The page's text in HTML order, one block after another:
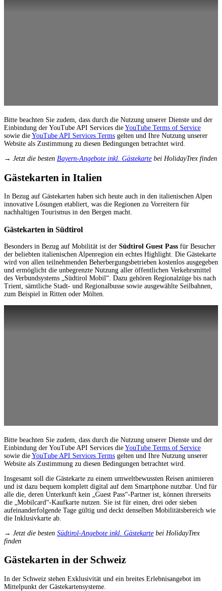
Bitte beachten Sie zudem, dass durch die Nutzung unserer Dienste und der
Einbindung der YouTube API Services die YouTube Terms of Service
sowie die YouTube API Services Terms gelten und Ihre Nutzung unserer
Website als Zustimmung zu diesen Bedingungen betrachtet wird.
→ Jetzt die besten Bayern-Angebote inkl. Gästekarte bei HolidayTrex finden
Gästekarten in Italien
In Bezug auf Gästekarten haben sich heute auch in den italienischen Alpen
innovative Lösungen etabliert, was die Regionen zu Vorreitern für
nachhaltigen Tourismus in den Bergen macht.
Gästekarten in Südtirol
Besonders in Bezug auf Mobilität ist der Südtirol Guest Pass für Besucher
der beliebten italienischen Alpenregion ein echtes Highlight. Die Gästekarte
wird von allen teilnehmenden Beherbergungsbetrieben kostenlos ausgegeben
und ermöglicht die unbegrenzte Nutzung aller öffentlichen Verkehrsmittel
des Verbundsystems „Südtirol Mobil“. Dazu gehören Regionalzüge bis nach
Trient, sämtliche Stadt- und Regionalbusse sowie ausgewählte Seilbahnen,
zum Beispiel in Ritten oder Mölten.
Bitte beachten Sie zudem, dass durch die Nutzung unserer Dienste und der
Einbindung der YouTube API Services die YouTube Terms of Service
sowie die YouTube API Services Terms gelten und Ihre Nutzung unserer
Website als Zustimmung zu diesen Bedingungen betrachtet wird.
Insgesamt soll die Gästekarte zu einem umweltbewussten Reisen animieren
und ist dazu bequem komplett digital auf dem Smartphone nutzbar. Und für
alle die, deren Unterkunft kein „Guest Pass“-Partner ist, können ihrerseits
die „Mobilcard“-Kaufkarte nutzen. Sie ist für einen, drei oder sieben
aufeinanderfolgende Tage gültig und deckt denselben Mobilitätsbereich wie
die Inklusivkarte ab.
→ Jetzt die besten Südtirol-Angebote inkl. Gästekarte bei HolidayTrex
finden
Gästekarten in der Schweiz
In der Schweiz stehen Exklusivität und ein breites Erlebnisangebot im
Mittelpunkt der Gästekartensysteme.